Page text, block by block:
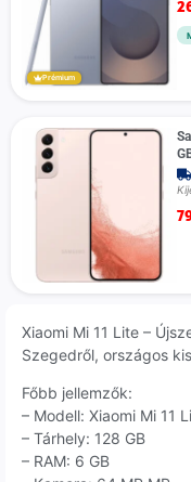
Prémium
Xiaomi Mi 11 Lite –
Szegedről, országos
Főbb jellemzők:
– Modell: Xiaomi Mi 11
– Tárhely: 128 GB
– RAM: 6 GB